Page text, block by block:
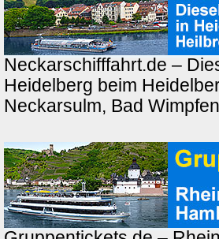
Neckarschifffahrt.de –
Heidelberg beim
Neckarsulm, Bad Wimpfen